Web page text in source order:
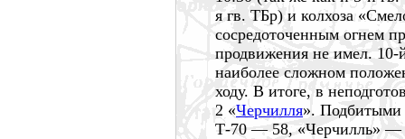
я гв. ТБр) и колхоза
сосредоточенным огнем
продвижения не имел.
наиболее сложном
ходу. В итоге, в
2 «Черчилля». Подбитыми
Т-70 —58, «Черчилль» —